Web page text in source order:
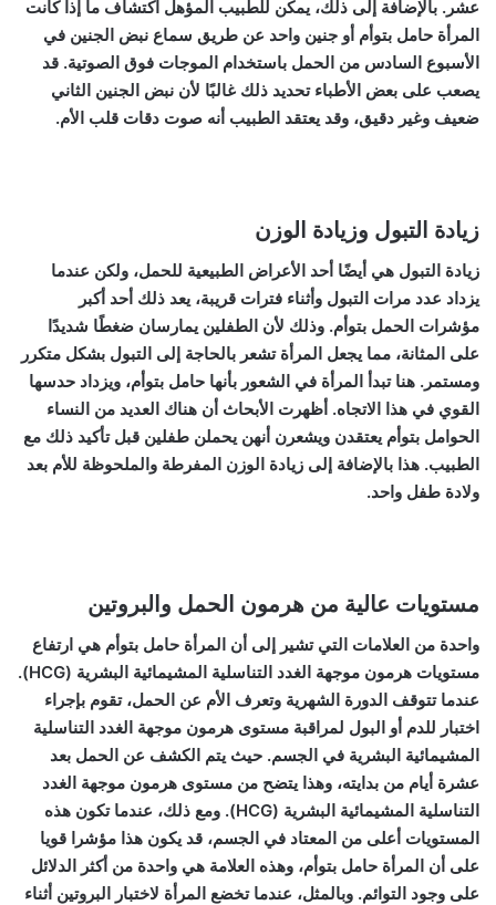
عشر. بالإضافة إلى ذلك، يمكن للطبيب المؤهل اكتشاف ما إذا كانت
المرأة حامل بتوأم أو جنين واحد عن طريق سماع نبض الجنين في
الأسبوع السادس من الحمل باستخدام الموجات فوق الصوتية. قد
يصعب على بعض الأطباء تحديد ذلك غالبًا لأن نبض الجنين الثاني
ضعيف وغير دقيق، وقد يعتقد الطبيب أنه صوت دقات قلب الأم.
زيادة التبول وزيادة الوزن
زيادة التبول هي أيضًا أحد الأعراض الطبيعية للحمل، ولكن عندما
يزداد عدد مرات التبول وأثناء فترات قريبة، يعد ذلك أحد أكبر
مؤشرات الحمل بتوأم. وذلك لأن الطفلين يمارسان ضغطًا شديدًا
على المثانة، مما يجعل المرأة تشعر بالحاجة إلى التبول بشكل متكرر
ومستمر. هنا تبدأ المرأة في الشعور بأنها حامل بتوأم، ويزداد حدسها
القوي في هذا الاتجاه. أظهرت الأبحاث أن هناك العديد من النساء
الحوامل بتوأم يعتقدن ويشعرن أنهن يحملن طفلين قبل تأكيد ذلك مع
الطبيب. هذا بالإضافة إلى زيادة الوزن المفرطة والملحوظة للأم بعد
ولادة طفل واحد.
مستويات عالية من هرمون الحمل والبروتين
واحدة من العلامات التي تشير إلى أن المرأة حامل بتوأم هي ارتفاع
مستويات هرمون موجهة الغدد التناسلية المشيمائية البشرية (HCG).
عندما تتوقف الدورة الشهرية وتعرف الأم عن الحمل، تقوم بإجراء
اختبار للدم أو البول لمراقبة مستوى هرمون موجهة الغدد التناسلية
المشيمائية البشرية في الجسم. حيث يتم الكشف عن الحمل بعد
عشرة أيام من بدايته، وهذا يتضح من مستوى هرمون موجهة الغدد
التناسلية المشيمائية البشرية (HCG). ومع ذلك، عندما تكون هذه
المستويات أعلى من المعتاد في الجسم، قد يكون هذا مؤشرا قويا
على أن المرأة حامل بتوأم، وهذه العلامة هي واحدة من أكثر الدلائل
على وجود التوائم. وبالمثل، عندما تخضع المرأة لاختبار البروتين أثناء